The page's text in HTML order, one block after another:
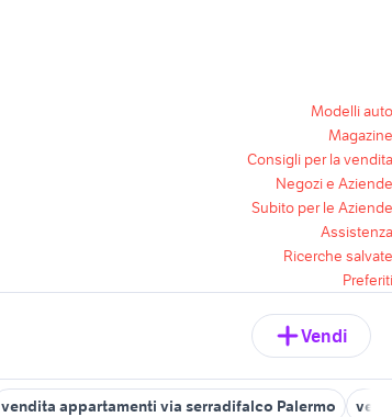
Modelli auto
Magazine
Consigli per la vendita
Negozi e Aziende
Subito per le Aziende
Assistenza
Ricerche salvate
Preferiti
Vendi
vendita appartamenti via serradifalco Palermo